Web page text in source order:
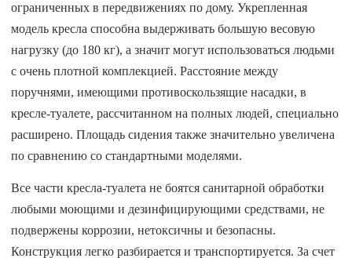
ограниченных в передвижениях по дому. Укрепленная
модель кресла способна выдерживать большую весовую
нагрузку (до 180 кг), а значит могут использоваться людьми
с очень плотной комплекцией. Расстояние между
поручнями, имеющими противоскользящие насадки, в
кресле-туалете, рассчитанном на полных людей, специально
расширено. Площадь сидения также значительно увеличена
по сравнению со стандартными моделями.
Все части кресла-туалета не боятся санитарной обработки
любыми моющими и дезинфицирующими средствами, не
подвержены коррозии, нетоксичны и безопасны.
Конструкция легко разбирается и транспортируется. За счет